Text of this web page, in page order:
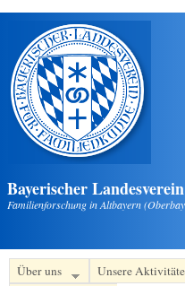
Direkt zum Inhalt
Bayerischer
Familienforschung in Altbayern
Über uns Unsere